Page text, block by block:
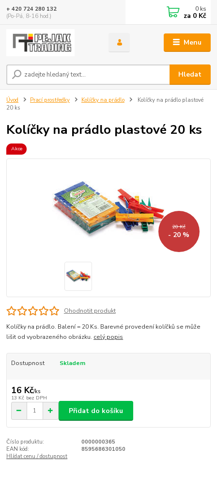
Menu
Hledat
+ 420 724 280 132
(Po-Pá, 8-16 hod.)
0 ks
za 0 Kč
Úvod Prací prostředky Kolíčky na prádlo
Kolíčky na prádlo plastové
20 ks
Kolíčky na prádlo plastové 20 ks
Akce
20 Kč
- 20 %
Ohodnotit produkt
Kolíčky na prádlo. Balení = 20 Ks. Barevné provedení kolíčků se může
lišit od vyobrazeného obrázku. celý popis
Dostupnost Skladem
16 Kč/ks
13 Kč bez DPH
Přidat do košíku
Číslo produktu:
0000000365
EAN kód:
8595686301050
Hlídat cenu / dostupnost